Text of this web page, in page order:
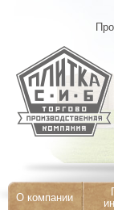
О компании